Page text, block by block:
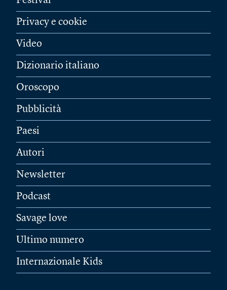
Privacy e cookie
Video
Dizionario italiano
Oroscopo
Pubblicità
Paesi
Autori
Newsletter
Podcast
Savage love
Ultimo numero
Internazionale Kids